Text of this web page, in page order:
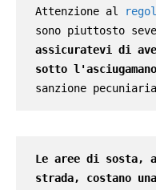
Attenzione al
assicuratevi di
sotto l'asciugamano
sanzione
Le aree di sosta, a
strada, costano